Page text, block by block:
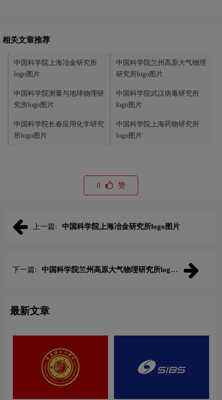
相关文章推荐
中国科学院上海冶金研究所
logo图片
中国科学院兰州高原大气物理
研究所logo图片
中国科学院测量与地球物理研
究所logo图片
中国科学院武汉病毒研究所
logo图片
中国科学院长春应用化学研究
所logo图片
中国科学院上海药物研究所
logo图片
0 赞
上一篇: 中国科学院上海冶金研究所logo图片
下一篇:
中国科学院兰州高原大气物理研究所logo
最新文章